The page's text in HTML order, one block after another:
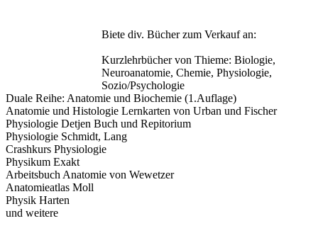
Biete div. Bücher zum Verkauf an:
Kurzlehrbücher von Thieme: Biologie,
Neuroanatomie, Chemie, Physiologie,
Sozio/Psychologie
Duale Reihe: Anatomie und Biochemie (1.Auflage)
Anatomie und Histologie Lernkarten von Urban und Fischer
Physiologie Detjen Buch und Repitorium
Physiologie Schmidt, Lang
Crashkurs Physiologie
Physikum Exakt
Arbeitsbuch Anatomie von Wewetzer
Anatomieatlas Moll
Physik Harten
und weitere